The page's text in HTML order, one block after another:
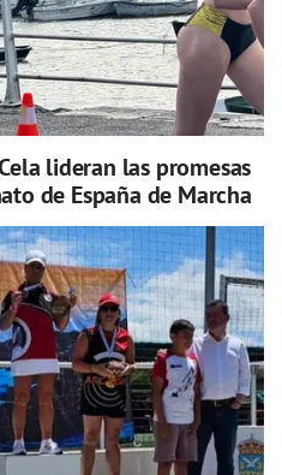
lideran las promesas
de España de Marcha